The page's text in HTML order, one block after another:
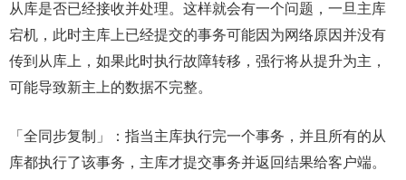
从库是否已经接收并处理。这样就会有一个问题，一旦主库
宕机，此时主库上已经提交的事务可能因为网络原因并没有
传到从库上，如果此时执行故障转移，强行将从提升为主，
可能导致新主上的数据不完整。
「全同步复制」：指当主库执行完一个事务，并且所有的从
库都执行了该事务，主库才提交事务并返回结果给客户端。